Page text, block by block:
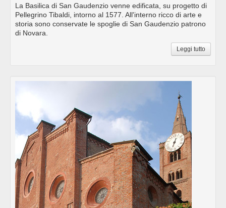
La Basilica di San Gaudenzio venne edificata, su progetto di
Pellegrino Tibaldi, intorno al 1577. All'interno ricco di arte e
storia sono conservate le spoglie di San Gaudenzio patrono
di Novara.
Leggi tutto